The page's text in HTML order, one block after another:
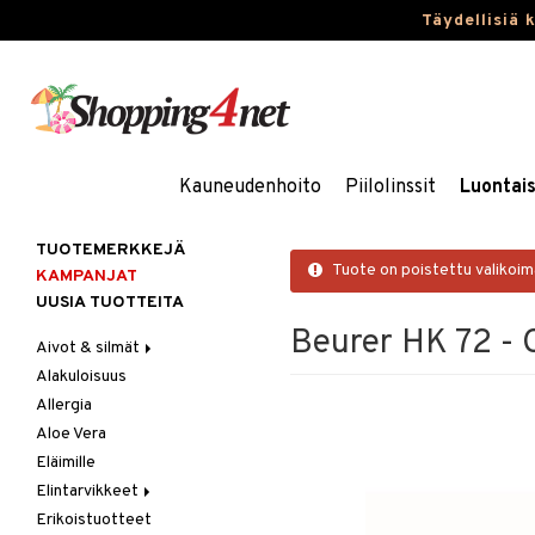
Täydellisiä
Kauneudenhoito Piilolinssit
Tuote on poistettu
Beurer HK 72 -
TUOTEMERKKEJÄ
KAMPANJAT
UUSIA TUOTTEITA
Aivot & silmät
Muisti
Rasvahapot
Silmät
Alakuloisuus
Allergia
Aloe Vera
Eläimille
Elintarvikkeet
Hedelmät & pähkinät
Erikoistuotteet